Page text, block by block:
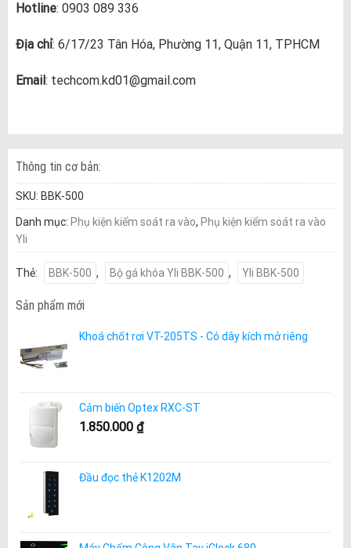
Hotline: 0903 089 336
Địa chỉ: 6/17/23 Tân Hóa, Phường 11, Quận 11, TPHCM
Email: techcom.kd01@gmail.com
Thông tin cơ bản:
SKU: BBK-500
Danh mục: Phụ kiện kiểm soát ra vào, Phụ kiện kiểm soát ra vào
Yli
Thẻ: BBK-500 , Bộ gá khóa Yli BBK-500 , Yli BBK-500
Sản phẩm mới
Khoá chốt rơi VT-205TS - Có dây kích mở riêng
Cảm biến Optex RXC-ST
1.850.000 ₫
Đầu đọc thẻ K1202M